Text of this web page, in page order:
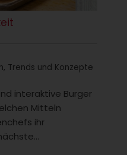
Trends und Konzepte
interaktive Burger
Mitteln
ihr